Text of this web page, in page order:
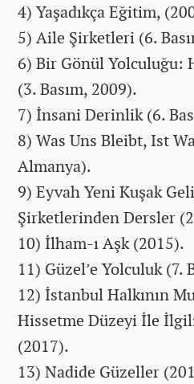
4) Yaşadıkça Eğitim,
5) Aile Şirketleri (6.
6) Bir Gönül Yolculuğu:
(3. Basım, 2009).
7) İnsani Derinlik (6.
8) Was Uns Bleibt, Ist
Almanya).
9) Eyvah Yeni Kuşak
Şirketlerinden Dersler
10) İlham-ı Aşk (2015).
11) Güzel’e Yolculuk (7.
12) İstanbul Halkının
Hissetme Düzeyi İle
(2017).
13) Nadide Güzeller